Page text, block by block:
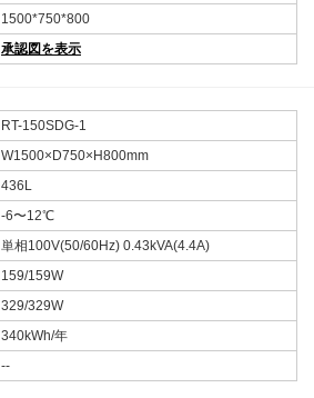
1500*750*800
承認図を表示
RT-150SDG-1
W1500×D750×H800mm
436L
-6〜12℃
単相100V(50/60Hz) 0.43kVA(4.4A)
159/159W
329/329W
340kWh/年
--